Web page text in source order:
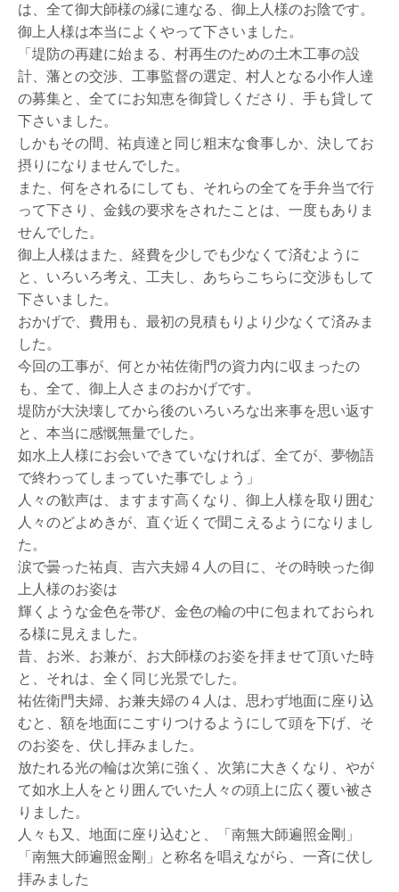
し
込
み
は
こ
ち
ら
は、全て御大師様の縁に連なる、御上人様のお陰です。
御上人様は本当によくやって下さいました。
「堤防の再建に始まる、村再生のための土木工事の設
計、藩との交渉、工事監督の選定、村人となる小作人達
の募集と、全てにお知恵を御貸しくださり、手も貸して
下さいました。
しかもその間、祐貞達と同じ粗末な食事しか、決してお
摂りになりませんでした。
また、何をされるにしても、それらの全てを手弁当で行
って下さり、金銭の要求をされたことは、一度もありま
せんでした。
御上人様はまた、経費を少しでも少なくて済むように
と、いろいろ考え、工夫し、あちらこちらに交渉もして
下さいました。
おかげで、費用も、最初の見積もりより少なくて済みま
した。
今回の工事が、何とか祐佐衛門の資力内に収まったの
も、全て、御上人さまのおかげです。
堤防が大決壊してから後のいろいろな出来事を思い返す
と、本当に感慨無量でした。
如水上人様にお会いできていなければ、全てが、夢物語
で終わってしまっていた事でしょう」
人々の歓声は、ますます高くなり、御上人様を取り囲む
人々のどよめきが、直ぐ近くで聞こえるようになりまし
た。
涙で曇った祐貞、吉六夫婦４人の目に、その時映った御
上人様のお姿は
輝くような金色を帯び、金色の輪の中に包まれておられ
る様に見えました。
昔、お米、お兼が、お大師様のお姿を拝ませて頂いた時
と、それは、全く同じ光景でした。
祐佐衛門夫婦、お兼夫婦の４人は、思わず地面に座り込
むと、額を地面にこすりつけるようにして頭を下げ、そ
のお姿を、伏し拝みました。
放たれる光の輪は次第に強く、次第に大きくなり、やが
て如水上人をとり囲んでいた人々の頭上に広く覆い被さ
りました。
人々も又、地面に座り込むと、「南無大師遍照金剛」
「南無大師遍照金剛」と称名を唱えながら、一斉に伏し
拝みました